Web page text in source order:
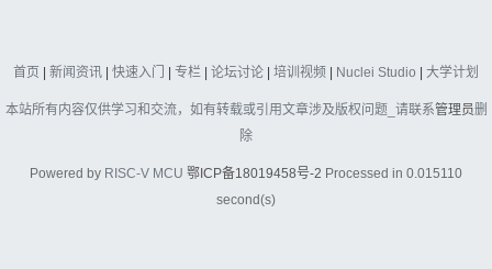
首页 | 新闻资讯 | 快速入门 | 专栏 | 论坛讨论 | 培训视频 | Nuclei Studio | 大学计划
本站所有内容仅供学习和交流，如有转载或引用文章涉及版权问题_请联系管理员删
除
Powered by RISC-V MCU 鄂ICP备18019458号-2 Processed in 0.015110
second(s)